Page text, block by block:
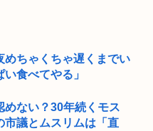
めちゃくちゃ遅くまでい
食べてやる」
めない？30年続くモス
議とムスリムは「直